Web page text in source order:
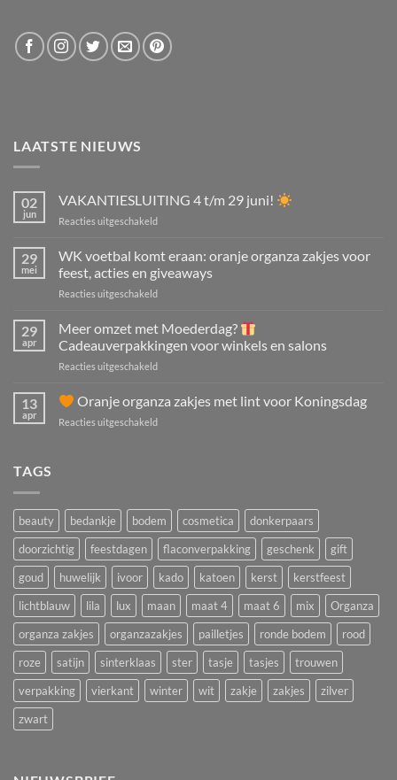
LAATSTE NIEUWS
02
jun
VAKANTIESLUITING 4 t/m 29 juni!
Reacties uitgeschakeldvoor
29
juni!
29
mei
WK voetbal komt eraan: oranje organza zakjes voor
feest, acties en giveaways
Reacties uitgeschakeldvoor
voetbal
eraan:
oranje
zakjes
feest,
29
apr
Meer omzet met Moederdag?
Cadeauverpakkingen voor winkels en salons
Reacties uitgeschakeldvoor
Moederdag?
13
apr
Oranje organza zakjes met lint voor Koningsdag
Reacties uitgeschakeldvoor
lint
voor
Koningsdag
TAGS
beauty bedankje bodem cosmetica
donkerpaars
doorzichtig
feestdagen flaconverpakking geschenk
gift
goud
huwelijk ivoor kado katoen kerst
kerstfeest
lichtblauw
lila lux maan maat 4 maat 6 mix
Organza
organza zakjes
organzazakjes pailletjes ronde bodem
rood
roze
satijn sinterklaas ster tasje tasjes
trouwen
verpakking
vierkant winter wit zakje zakjes
zilver
zwart